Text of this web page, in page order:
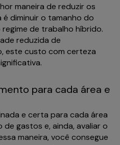
maneira de reduzir os
diminuir o tamanho do
de trabalho híbrido.
reduzida de
este custo com certeza
para cada área e
e certa para cada área
gastos e, ainda, avaliar o
maneira, você consegue